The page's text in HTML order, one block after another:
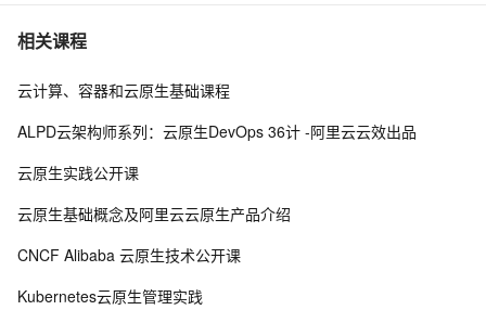
9
10使用阿里云容器服务Jenkins 2.0实现持续集成之
相关课程
云计算、容器和云原生基础课程
ALPD云架构师系列：云原生DevOps 36计 -阿里云云效出品
云原生实践公开课
云原生基础概念及阿里云云原生产品介绍
CNCF Alibaba 云原生技术公开课
Kubernetes云原生管理实践